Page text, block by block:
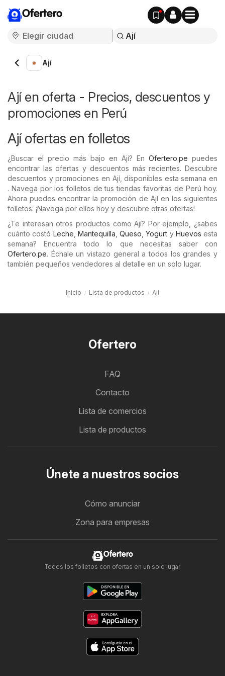
Ofertero
Ají
Ají en oferta - Precios, descuentos y
promociones en Perú
Ají ofertas en folletos
¿Buscar el precio más bajo en Ají? En Ofertero.pe puedes
encontrar las ofertas y descuentos más recientes. Descubre
descuentos y promociones en Ají, disponibles esta semana en
. Navega por los folletos de tus tiendas favoritas de Perú hoy.
Ahora puedes encontrar la promoción de Ají en los siguientes
folletos: ¡Navega por ellos hoy y descubre otras ofertas!
¿Te interesan otros productos como Ají? Por ejemplo, ¿sabes
cuánto costó Leche Mantequilla Queso ,Yogurt y Huevos esta
semana? Encuentra todo lo que necesitas saber con
Ofertero.pe. Échale un vistazo general a todos los grandes y
también pequeños vendedores al detalle en un solo lugar.
Inicio Lista de productos Ají
Ofertero
FAQ
Contacto
Lista de comercios
Lista de productos
Únete a nuestros socios
Cómo anunciar
Zona para empresas
Ofertero
Todos los folletos con ofertas en un solo lugar